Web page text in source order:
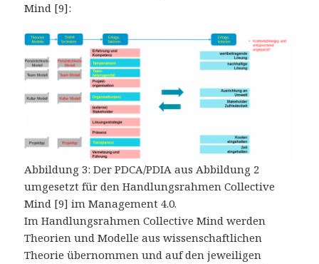
Mind [9]:
Abbildung 3: Der PDCA/PDIA aus Abbildung 2
umgesetzt für den Handlungsrahmen Collective
Mind [9] im Management 4.0.
Im Handlungsrahmen Collective Mind werden
Theorien und Modelle aus wissenschaftlichen
Theorie übernommen und auf den jeweiligen